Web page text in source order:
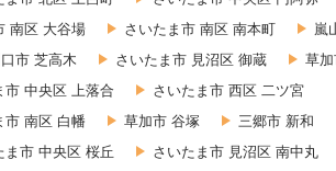
南区 大谷場 さいたま市 南区 南本町 嵐
口市 芝高木 さいたま市 見沼区 御蔵
草
市 中央区 上落合
さいたま市 西区 二ツ宮
市 南区 白幡 草加市 谷塚
三郷市 新和
ま市 中央区 桜丘 さいたま市 見沼区 南中丸